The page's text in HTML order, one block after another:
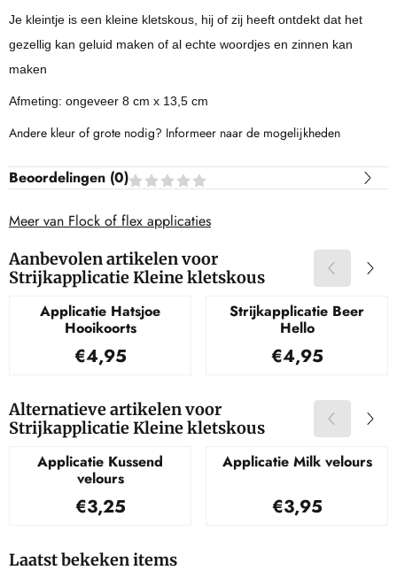
Je kleintje is een kleine kletskous, hij of zij heeft ontdekt dat het
gezellig kan geluid maken of al echte woordjes en zinnen kan
maken
Afmeting: ongeveer 8 cm x 13,5 cm
Andere kleur of grote nodig? Informeer naar de mogelijkheden
Beoordelingen (0)
Meer van Flock of flex applicaties
Aanbevolen artikelen voor
Strijkapplicatie Kleine kletskous
Applicatie Hatsjoe
Hooikoorts
Prijs: 4,95
€4,95
Strijkapplicatie Beer
Hello
Prijs: 4,95
€4,95
Alternatieve artikelen voor
Strijkapplicatie Kleine kletskous
Applicatie Kussend
velours
Prijs: 3,25
€3,25
Applicatie Milk velours
Prijs: 3,95
€3,95
Laatst bekeken items